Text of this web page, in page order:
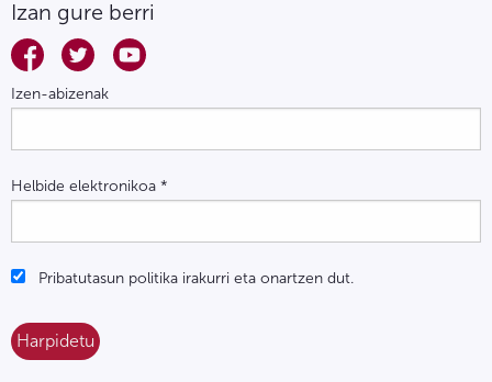
Izan gure berri
Izen-abizenak
Helbide elektronikoa *
Pribatutasun politika irakurri eta onartzen dut.